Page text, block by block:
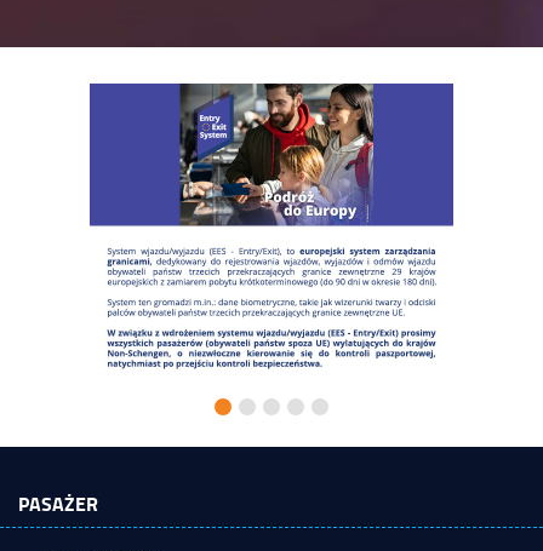
PASAŻER